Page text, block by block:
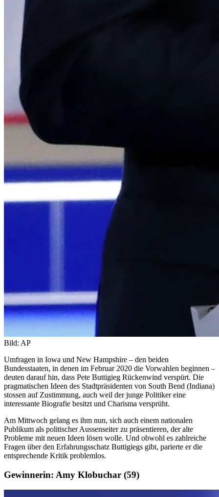
Bild: AP
Umfragen in Iowa und New Hampshire – den beiden
Bundesstaaten, in denen im Februar 2020 die Vorwahlen beginnen –
deuten darauf hin, dass Pete Buttigieg Rückenwind verspürt. Die
pragmatischen Ideen des Stadtpräsidenten von South Bend (Indiana)
stossen auf Zustimmung, auch weil der junge Politiker eine
interessante Biografie besitzt und Charisma versprüht.
Am Mittwoch gelang es ihm nun, sich auch einem nationalen
Publikum als politischer Aussenseiter zu präsentieren, der alte
Probleme mit neuen Ideen lösen wolle. Und obwohl es zahlreiche
Fragen über den Erfahrungsschatz Buttigiegs gibt, parierte er die
entsprechende Kritik problemlos.
Gewinnerin: Amy Klobuchar (59)